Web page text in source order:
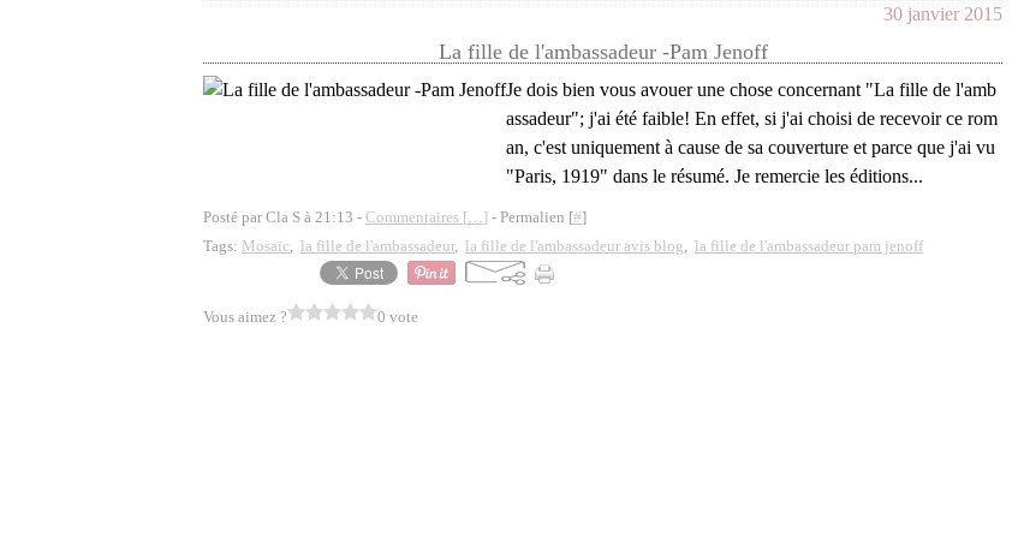
30 janvier 2015
La fille de l'ambassadeur -Pam Jenoff
Je dois bien vous avouer une chose concernant "La fille de l'amb
assadeur"; j'ai été faible! En effet, si j'ai choisi de recevoir ce rom
an, c'est uniquement à cause de sa couverture et parce que j'ai vu
"Paris, 1919" dans le résumé. Je remercie les éditions...
Posté par Cla S à 21:13 - Commentaires […] - Permalien [#]
Tags: Mosaïc, la fille de l'ambassadeur, la fille de l'ambassadeur avis blog, la fille de l'ambassadeur pam jenoff
Vous aimez ? 0 vote